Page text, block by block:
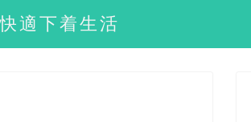
快適下着生活